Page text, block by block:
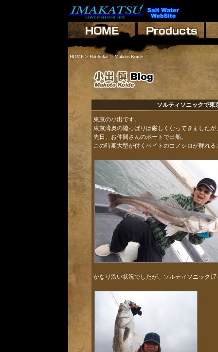
HOME > Hatibukai> Makoto Koide
ソルティソニックで東
東京の小出です。
東京湾奥の陸っぱりは厳しくなってきました
先日、お仲間さんのボートで出船。
この時期大型が付くベイトのコノシロが群れ
かなり渋い状況でしたが、ソルティソニック